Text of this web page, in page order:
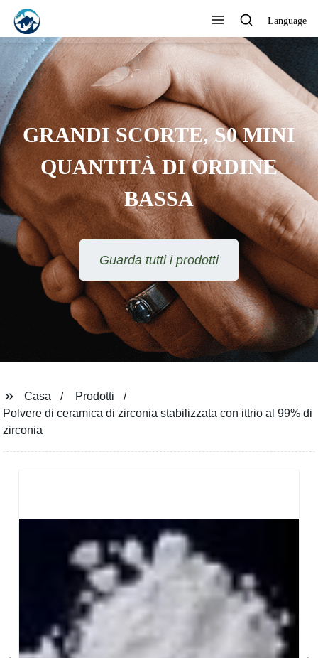
Language
MINI
Casa
Prodotti
Polvere di ceramica di zirconia stabilizzata con ittrio al 99% di
zirconia